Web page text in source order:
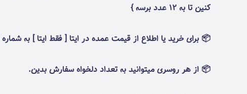
کنین تا به 12 عدد برسه }
📦 برای خرید یا اطلاع از قیمت عمده در ایتا [ فقط ایتا ] به شماره
📦 از هر روسری میتوانید به تعداد دلخواه سفارش بدین.